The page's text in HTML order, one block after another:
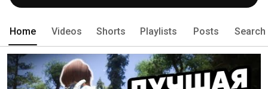
Home Videos Shorts Playlists Posts Search